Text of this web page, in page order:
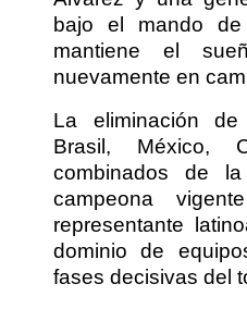
bajo el mando de
mantiene el
nuevamente en
La eliminación de
Brasil, México,
combinados de
campeona
representante
dominio de
fases decisivas del